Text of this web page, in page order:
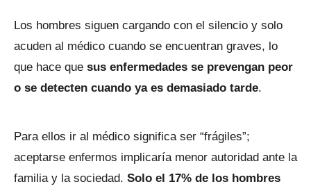
Los hombres siguen cargando con el silencio y solo
acuden al médico cuando se encuentran graves, lo
que hace que sus enfermedades se prevengan peor
o se detecten cuando ya es demasiado tarde.
Para ellos ir al médico significa ser “frágiles”;
aceptarse enfermos implicaría menor autoridad ante la
familia y la sociedad. Solo el 17% de los hombres